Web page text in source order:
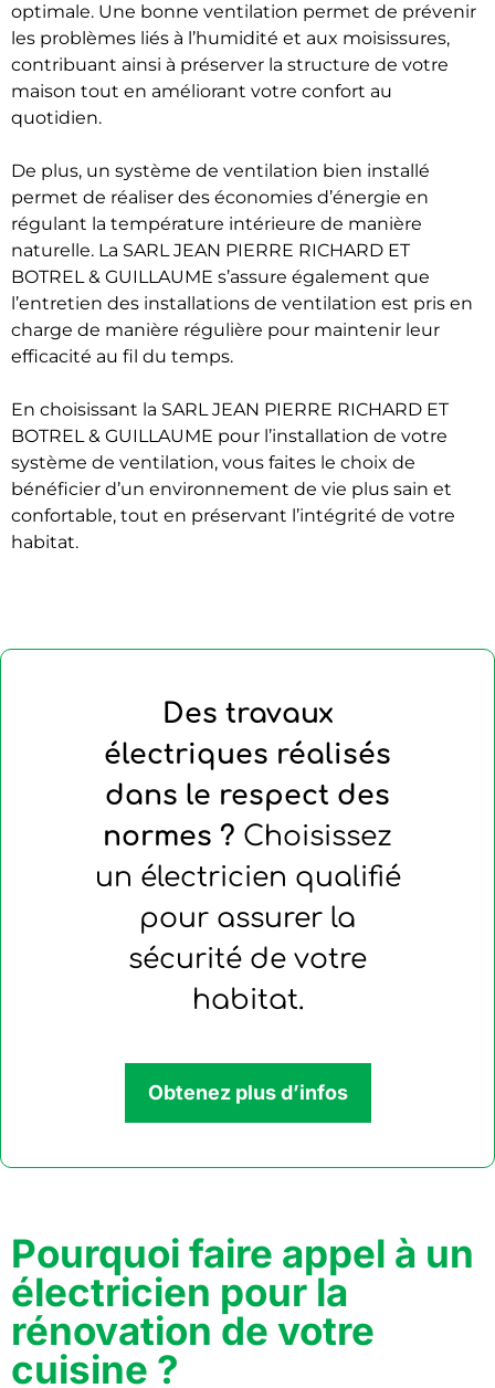
optimale. Une bonne ventilation permet de prévenir
les problèmes liés à l’humidité et aux moisissures,
contribuant ainsi à préserver la structure de votre
maison tout en améliorant votre confort au
quotidien.
De plus, un système de ventilation bien installé
permet de réaliser des économies d’énergie en
régulant la température intérieure de manière
naturelle. La SARL JEAN PIERRE RICHARD ET
BOTREL & GUILLAUME s’assure également que
l’entretien des installations de ventilation est pris en
charge de manière régulière pour maintenir leur
efficacité au fil du temps.
En choisissant la SARL JEAN PIERRE RICHARD ET
BOTREL & GUILLAUME pour l’installation de votre
système de ventilation, vous faites le choix de
bénéficier d’un environnement de vie plus sain et
confortable, tout en préservant l’intégrité de votre
habitat.
Des travaux
électriques réalisés
dans le respect des
normes ? Choisissez
un électricien qualifié
pour assurer la
sécurité de votre
habitat.
Obtenez plus d’infos
Pourquoi faire appel à un
électricien pour la
rénovation de votre
cuisine ?